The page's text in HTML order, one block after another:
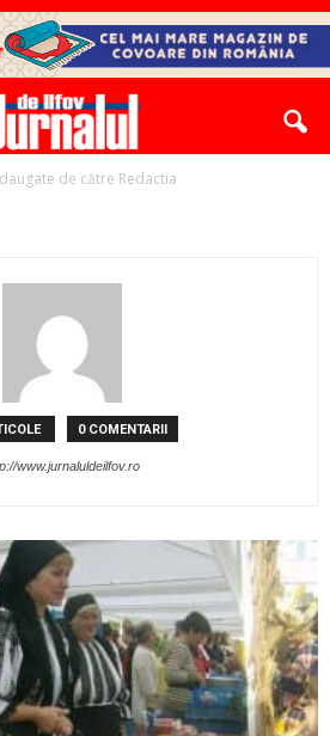
de către Redactia
0 COMENTARII
www.jurnaluldeilfov.ro